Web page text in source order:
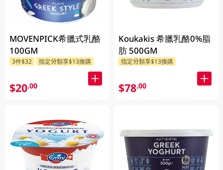
MOVENPICK希臘式乳酪
100GM
3件$32 指定分類享$13換購
$20.00
Koukakis 希臘乳酪0%脂
肪 500GM
指定分類享$13換購
$78.00